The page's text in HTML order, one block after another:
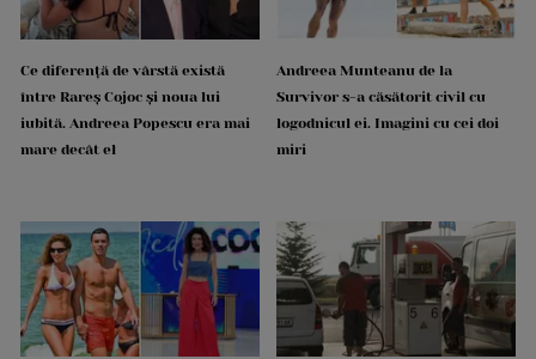
Ce diferență de vârstă există
între Rareș Cojoc și noua lui
iubită. Andreea Popescu era mai
mare decât el
Andreea Munteanu de la
Survivor s-a căsătorit civil cu
logodnicul ei. Imagini cu cei doi
miri